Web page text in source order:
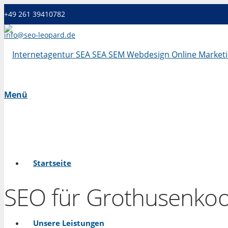
+49 261 39410782
info@seo-leopard.de
Mo - Fr 09.00 Uhr - 18.00 Uhr
Menü
Startseite
Unsere Leistungen
SEO für